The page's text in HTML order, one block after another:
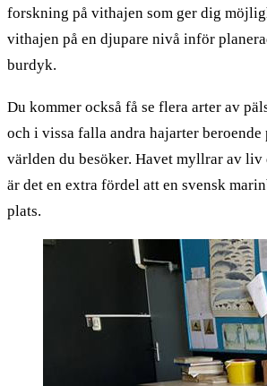
forskning på vithajen som ger dig
vithajen på en djupare nivå inför
burdyk.
Du kommer också få se flera arter av
och i vissa falla andra hajarter
världen du besöker. Havet myllrar av
är det en extra fördel att en svensk
plats.